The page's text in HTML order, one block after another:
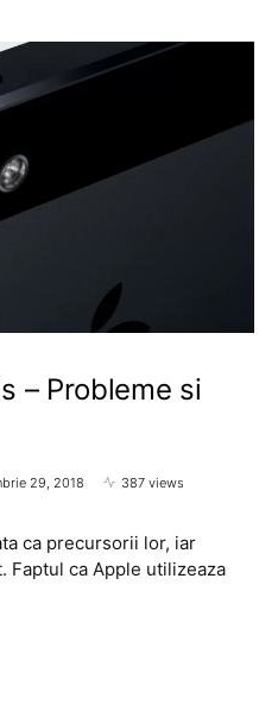
– Probleme si
29, 2018
387 views
ca precursorii lor, iar
Faptul ca Apple utilizeaza